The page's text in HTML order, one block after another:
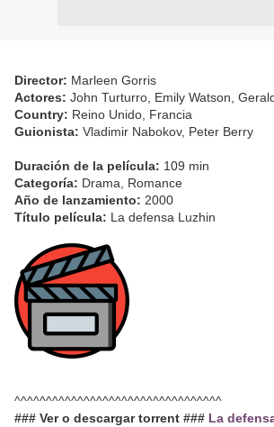
Director: Marleen Gorris
Actores: John Turturro, Emily Watson,
Country: Reino Unido, Francia
Guionista: Vladimir Nabokov, Peter Berry
Duración de la película: 109 min
Categoría: Drama, Romance
Año de lanzamiento: 2000
Título película: La defensa Luzhin
^^^^^^^^^^^^^^^^^^^^^^^^^^^^^^^^^
### Ver o descargar torrent ### La